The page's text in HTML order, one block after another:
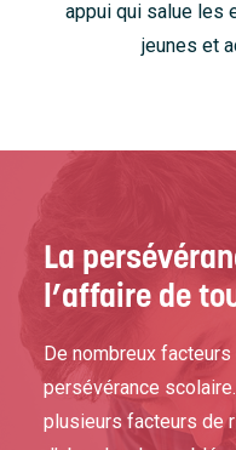
appui qui salue les
jeunes et
La
l’affaire de
De nombreux
persévérance
plusieurs facteurs de